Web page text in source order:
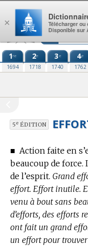
Aller au contenu
1re
1694
2e
1718
3e
1740
4e
1762
5eÉDITION
■ Action faite en
beaucoup de force.
de l’esprit. Grand
effort. Effort inutile.
venu à bout sans
d’efforts, des efforts
ont fait un grand
un effort pour trouver
×
Télécharger ou
Disponible sur